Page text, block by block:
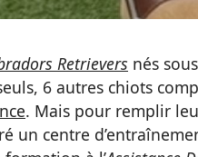
Retrievers nés
6 autres chiots
. Mais pour remplir
un centre